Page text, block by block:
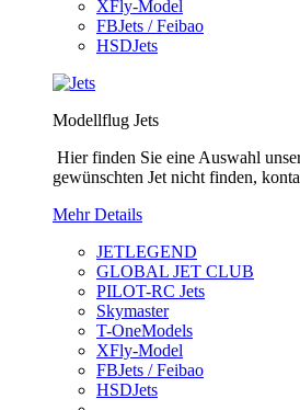
XFly-Model
FBJets / Feibao
HSDJets
Modellflug Jets
Hier finden Sie eine Auswahl
gewünschten Jet nicht finden,
Mehr Details
JETLEGEND
GLOBAL JET CLUB
PILOT-RC Jets
Skymaster
T-OneModels
XFly-Model
FBJets / Feibao
HSDJets